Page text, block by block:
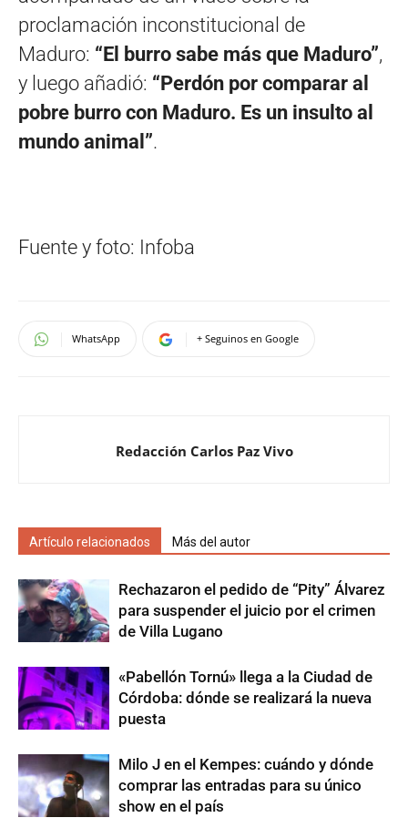
proclamación inconstitucional de
Maduro: “El burro sabe más que Maduro”,
y luego añadió: “Perdón por comparar al
pobre burro con Maduro. Es un insulto al
mundo animal”.
Fuente y foto: Infoba
WhatsApp + Seguinos en Google
Redacción Carlos Paz Vivo
Artículo relacionados Más del autor
Rechazaron el pedido de “Pity” Álvarez
para suspender el juicio por el crimen
de Villa Lugano
«Pabellón Tornú» llega a la Ciudad de
Córdoba: dónde se realizará la nueva
puesta
Milo J en el Kempes: cuándo y dónde
comprar las entradas para su único
show en el país